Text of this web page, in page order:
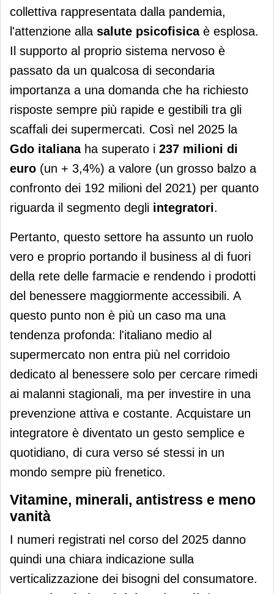
collettiva rappresentata dalla pandemia,
l'attenzione alla salute psicofisicaè esplosa.
Il supporto al proprio sistema nervoso è
passato da un qualcosa di secondaria
importanza a una domanda che ha richiesto
risposte sempre più rapide e gestibili tra gli
scaffali dei supermercati. Così nel 2025 la
Gdo italianaha superato i 237 milioni di
euro (un + 3,4%) a valore (un grosso balzo a
confronto dei 192 milioni del 2021) per quanto
riguarda il segmento degli integratori.
Pertanto, questo settore ha assunto un ruolo
vero e proprio portando il business al di fuori
della rete delle farmacie e rendendo i prodotti
del benessere maggiormente accessibili. A
questo punto non è più un caso ma una
tendenza profonda: l'italiano medio al
supermercato non entra più nel corridoio
dedicato al benessere solo per cercare rimedi
ai malanni stagionali, ma per investire in una
prevenzione attiva e costante. Acquistare un
integratore è diventato un gesto semplice e
quotidiano, di cura verso sé stessi in un
mondo sempre più frenetico.
Vitamine, minerali, antistress e meno
vanità
I numeri registrati nel corso del 2025 danno
quindi una chiara indicazione sulla
verticalizzazione dei bisogni del consumatore.